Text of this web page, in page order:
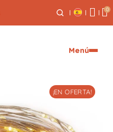
0
Menú
¡EN OFERTA!